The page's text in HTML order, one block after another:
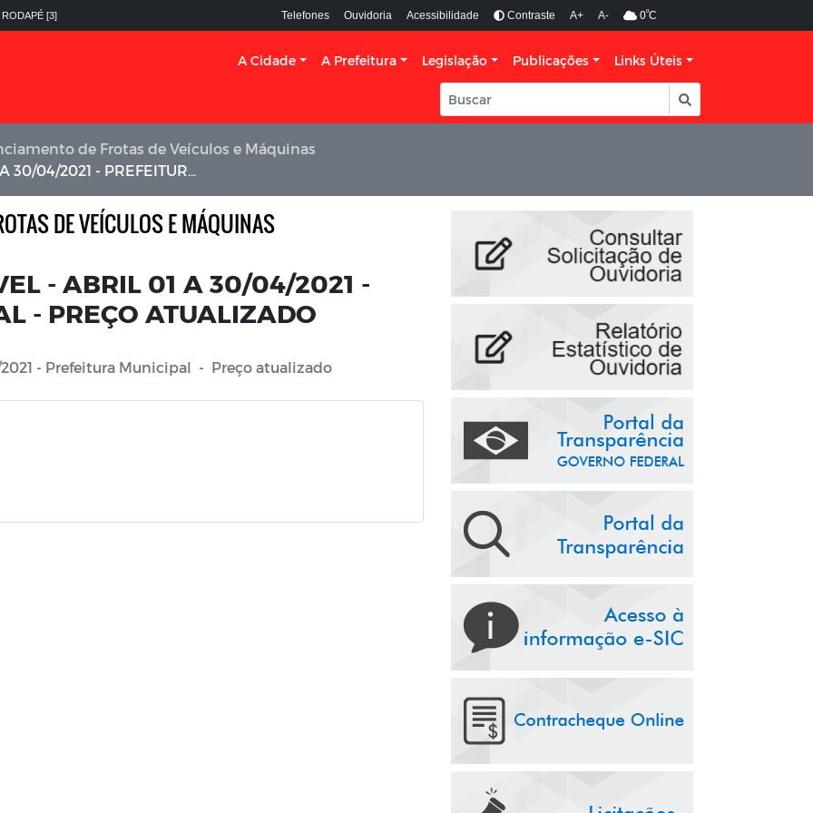
RODAPÉ [3] Telefones Ouvidoria Acessibilidade Contraste A+ A- 0ºC
A Cidade A Prefeitura Legislação Publicações Links Úteis
de Frotas de Veículos e Máquinas
MUNICIPAL - PREÇO ATUALIZADO
DE VEÍCULOS E MÁQUINAS
- ABRIL 01 A 30/04/2021 -
- PREÇO ATUALIZADO
- Prefeitura Municipal - Preço atualizado